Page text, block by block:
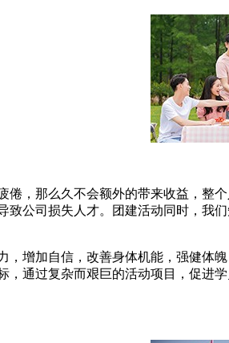
倦，那么久不会额外的带来收益，整
致公司损失人才。团建活动同时，我
，增加自信，改善身体机能，强健体
，通过复杂而艰巨的活动项目，促进